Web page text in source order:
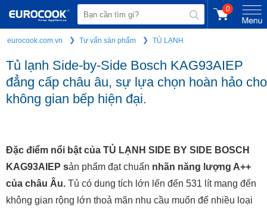
0
eurocook.com.vn Tư vấn sản phẩm TỦ LẠNH
Tủ lạnh Side-by-Side Bosch KAG93AIEP
đẳng cấp châu âu, sự lựa chọn hoàn hảo cho
không gian bếp hiện đại.
Đặc điểm nổi bật của TỦ LẠNH SIDE BY SIDE BOSCH
KAG93AIEP sản phẩm đạt chuẩn nhãn năng lượng A++
của châu Âu. Tủ có dung tích lớn lến đến 531 lít mang đến
không gian rộng lớn thoả mãn nhu cầu muốn để nhiều loại